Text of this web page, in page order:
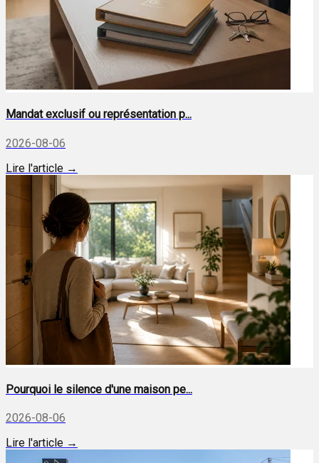
Mandat exclusif ou représentation p...
2026-08-06
Lire l'article →
Pourquoi le silence d'une maison pe...
2026-08-06
Lire l'article →